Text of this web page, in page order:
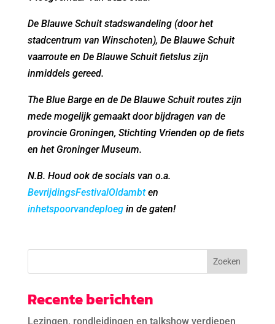
De Blauwe Schuit stadswandeling (door het
stadcentrum van Winschoten), De Blauwe Schuit
vaarroute en De Blauwe Schuit fietslus zijn
inmiddels gereed.
The Blue Barge en de De Blauwe Schuit routes zijn
mede mogelijk gemaakt door bijdragen van de
provincie Groningen, Stichting Vrienden op de fiets
en het Groninger Museum.
N.B. Houd ook de socials van o.a.
BevrijdingsFestivalOldambten
inhetspoorvandeploegin de gaten!
Recente berichten
Lezingen, rondleidingen en talkshow verdiepen